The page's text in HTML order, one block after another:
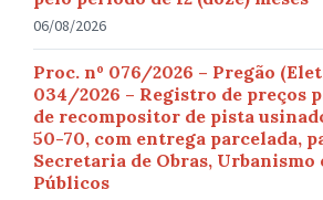
06/08/2026
Proc. nº 076/2026 – Pregão
034/2026 – Registro de preços
de recompositor de pista
50-70, com entrega parcelada,
Secretaria de Obras, Urbanismo
Públicos